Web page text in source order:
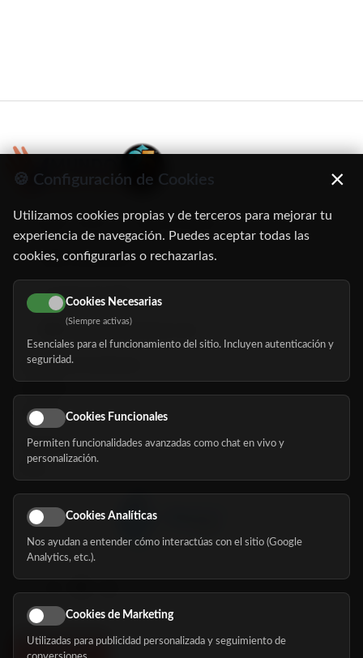
C/ Oruro, 11. 28016 Madrid
91 345 06 26
616 113 103
hola@mundomayor.com
Buscador de residencias
Eventos
Nosotros
Síguenos
🍪 Configuración de Cookies ×
Utilizamos cookies propias y de terceros para mejorar tu
experiencia de navegación. Puedes aceptar todas las
cookies, configurarlas o rechazarlas.
Cookies Necesarias
(Siempre activas)
Esenciales para el funcionamiento del sitio. Incluyen autenticación y
seguridad.
Cookies Funcionales
Permiten funcionalidades avanzadas como chat en vivo y
personalización.
Cookies Analíticas
Nos ayudan a entender cómo interactúas con el sitio (Google
Analytics, etc.).
Cookies de Marketing
Utilizadas para publicidad personalizada y seguimiento de